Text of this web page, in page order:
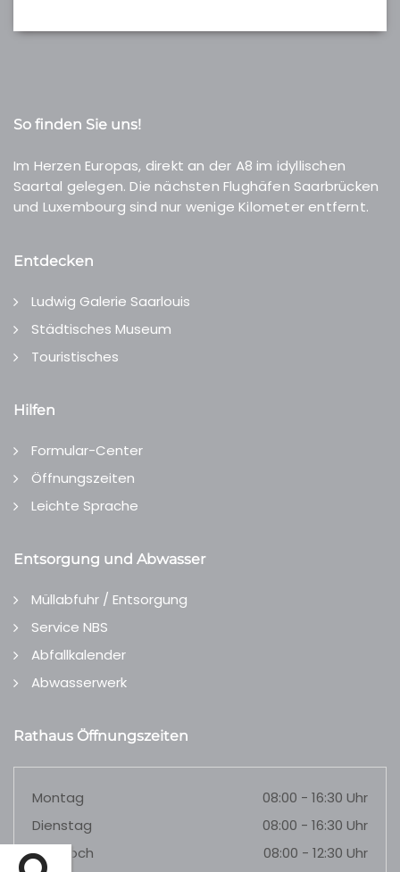
So finden Sie uns!
Im Herzen Europas, direkt an der A8 im idyllischen
Saartal gelegen. Die nächsten Flughäfen Saarbrücken
und Luxembourg sind nur wenige Kilometer entfernt.
Entdecken
Ludwig Galerie Saarlouis
Städtisches Museum
Touristisches
Hilfen
Formular-Center
Öffnungszeiten
Leichte Sprache
Entsorgung und Abwasser
Müllabfuhr / Entsorgung
Service NBS
Abfallkalender
Abwasserwerk
Rathaus Öffnungszeiten
Montag
08:00 - 16:30 Uhr
Dienstag
08:00 - 16:30 Uhr
Mittwoch
08:00 - 12:30 Uhr